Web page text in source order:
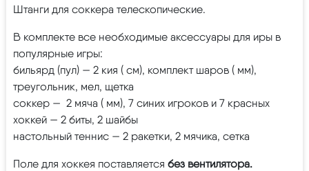
Штанги для соккера телескопические.
В комплекте все необходимые аксессуары для иры в
популярные игры:
бильярд (пул) — 2 кия ( см), комплект шаров ( мм),
треугольник, мел, щетка
соккер — 2 мяча ( мм), 7 синих игроков и 7 красных
хоккей — 2 биты, 2 шайбы
настольный теннис — 2 ракетки, 2 мячика, сетка
Поле для хоккея поставляется без вентилятора.